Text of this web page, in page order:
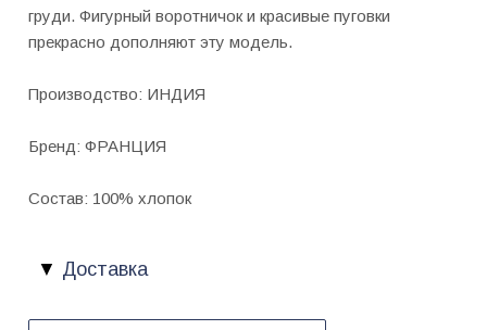
груди. Фигурный воротничок и красивые пуговки
прекрасно дополняют эту модель.
Производство: ИНДИЯ
Бренд: ФРАНЦИЯ
Состав: 100% хлопок
Доставка